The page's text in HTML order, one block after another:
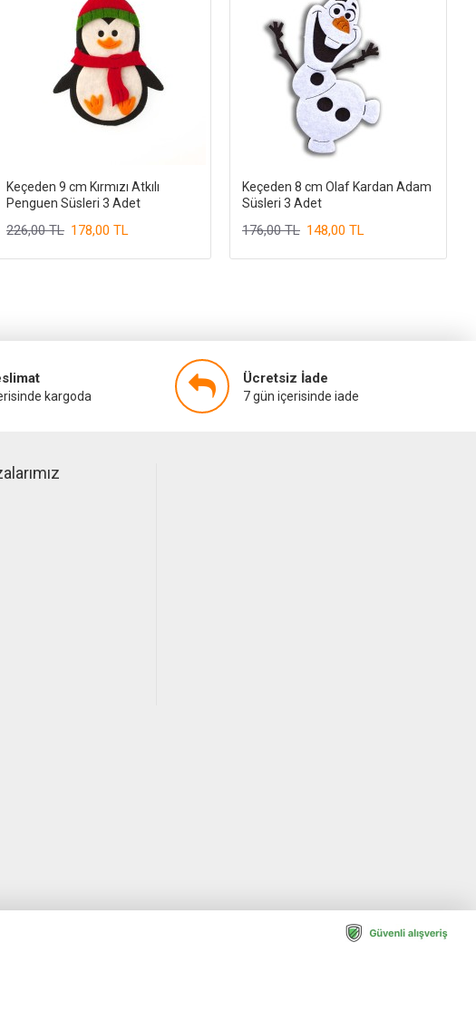
Keçeden 9 cm Kırmızı Atkılı
Penguen Süsleri 3 Adet
178,00 TL
226,00 TL
Keçeden 8 cm Olaf Kardan Adam
Süsleri 3 Adet
148,00 TL
176,00 TL
kargoda
Ücretsiz İade
7 gün içerisinde iade